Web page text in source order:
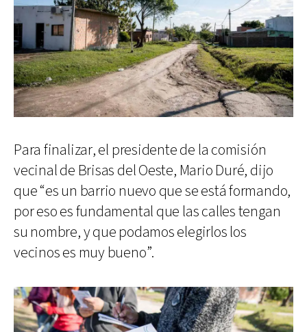
Para finalizar, el presidente de la comisión
vecinal de Brisas del Oeste, Mario Duré, dijo
que “es un barrio nuevo que se está formando,
por eso es fundamental que las calles tengan
su nombre, y que podamos elegirlos los
vecinos es muy bueno”.